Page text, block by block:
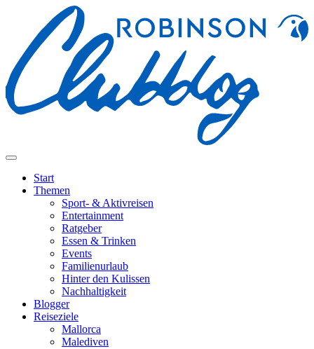
Start
Themen
Sport- & Aktivreisen
Entertainment
Ratgeber
Essen & Trinken
Events
Familienurlaub
Hinter den Kulissen
Nachhaltigkeit
Blogger
Reiseziele
Mallorca
Malediven